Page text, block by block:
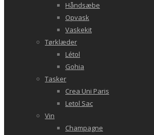
Håndsæbe
Opvask
Vaskekit
Tørklæder
Létol
Gohia
Tasker
Crea Uni Paris
Letol Sac
Vin
Champagne